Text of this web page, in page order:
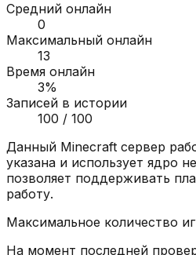
Средний онлайн
0
Максимальный онлайн
13
Время онлайн
3%
Записей в истории
100 / 100
Данный Minecraft сервер
указана и использует ядро
позволяет поддерживать
работу.
Максимальное количество
На момент последней